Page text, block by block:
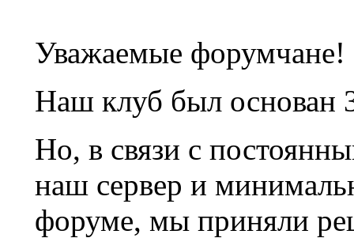
Уважаемые форумчане!
Наш клуб был основан
Но, в связи с
наш сервер и
форуме, мы приняли